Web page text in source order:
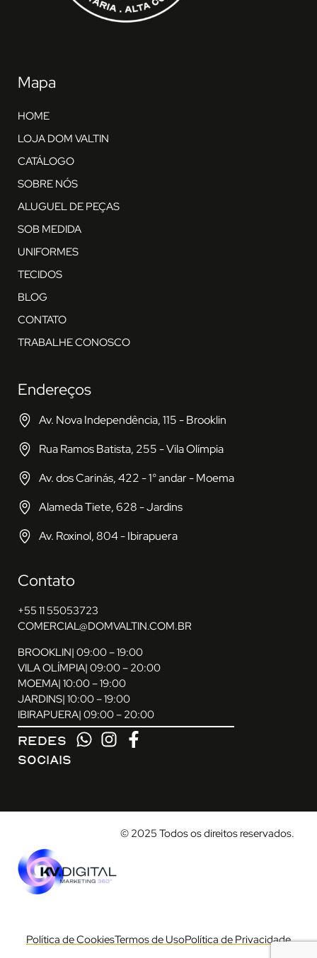
Mapa
HOME
LOJA DOM VALTIN
CATÁLOGO
SOBRE NÓS
ALUGUEL DE PEÇAS
SOB MEDIDA
UNIFORMES
TECIDOS
BLOG
CONTATO
TRABALHE CONOSCO
Endereços
Av. Nova Independência, 115 - Brooklin
Rua Ramos Batista, 255 - Vila Olímpia
Av. dos Carinás, 422 - 1° andar - Moema
Alameda Tiete, 628 - Jardins
Av. Roxinol, 804 - Ibirapuera
Contato
+55 11 55053723
COMERCIAL@DOMVALTIN.COM.BR
BROOKLIN| 09:00 – 19:00
VILA OLÍMPIA| 09:00 – 20:00
MOEMA| 10:00 – 19:00
JARDINS| 10:00 – 19:00
IBIRAPUERA| 09:00 – 20:00
REDES
SOCIAIS
© 2025 Todos os direitos reservados.
Política de CookiesTermos de UsoPolítica de Privacidade